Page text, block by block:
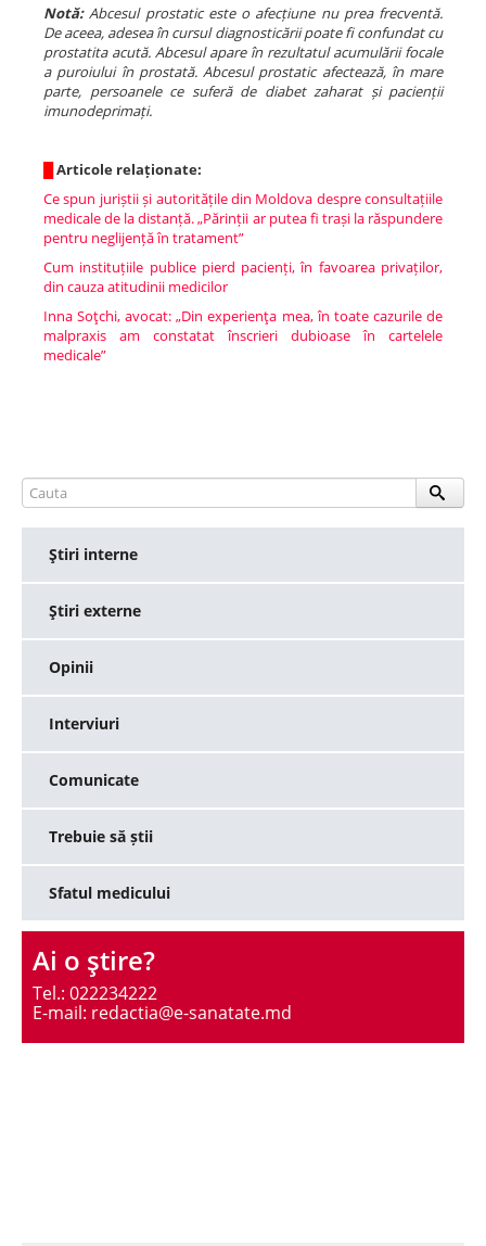
Notă:Abcesul prostatic este o afecțiune nu prea frecventă.
De aceea, adesea în cursul diagnosticării poate fi confundat cu
prostatita acută. Abcesul apare în rezultatul acumulării focale
a puroiului în prostată. Abcesul prostatic afectează, în mare
parte, persoanele ce suferă de diabet zaharat și pacienții
imunodeprimați.
Articole relaționate:
Ce spun juriștii și autoritățile din Moldova despre consultațiile
medicale de la distanță. „Părinții ar putea fi trași la răspundere
pentru neglijență în tratament”
Cum instituțiile publice pierd pacienți, în favoarea privaților,
din cauza atitudinii medicilor
Inna Soţchi, avocat: „Din experienţa mea, în toate cazurile de
malpraxis am constatat înscrieri dubioase în cartelele
medicale”
Ştiri interne
Ştiri externe
Opinii
Interviuri
Comunicate
Trebuie să știi
Sfatul medicului
Ai o ştire?
Tel.: 022234222
E-mail: redactia@e-sanatate.md